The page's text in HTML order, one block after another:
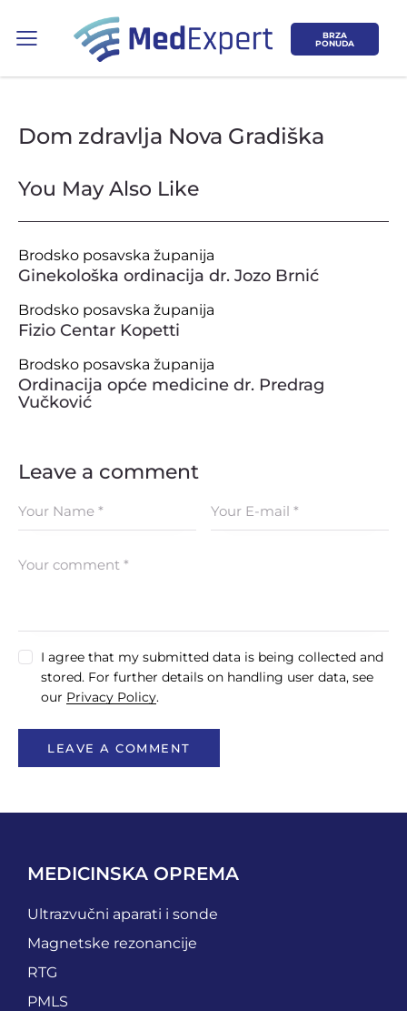
BRZA
PONUDA
Dom zdravlja Nova Gradiška
You May Also Like
Brodsko posavska županija
Ginekološka ordinacija dr. Jozo Brnić
Brodsko posavska županija
Fizio Centar Kopetti
Brodsko posavska županija
Ordinacija opće medicine dr. Predrag
Vučković
Leave a comment
I agree that my submitted data is being collected and
stored. For further details on handling user data, see
our Privacy Policy.
MEDICINSKA OPREMA
Ultrazvučni aparati i sonde
Magnetske rezonancije
RTG
PMLS
Koje područje opreme Vas zanima?
ULTRAZVUK
RTG, DENZITOMETAR, MAMOGRAF, I
DR.
SERVIS
POTROŠNI MATERIJAL
DALJE